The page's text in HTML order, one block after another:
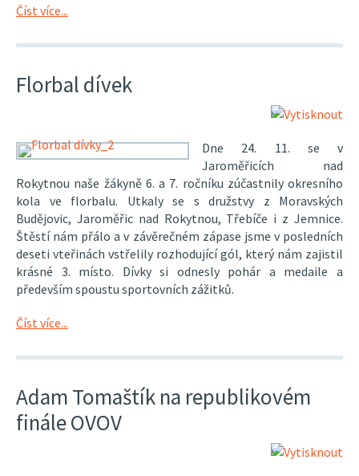
Číst více...
Florbal dívek
Dne 24. 11. se v
Jaroměřicích nad
Rokytnou naše žákyně 6. a 7. ročníku zúčastnily okresního
kola ve florbalu. Utkaly se s družstvy z Moravských
Budějovic, Jaroměřic nad Rokytnou, Třebíče i z Jemnice.
Štěstí nám přálo a v závěrečném zápase jsme v posledních
deseti vteřinách vstřelily rozhodující gól, který nám zajistil
krásné 3. místo. Dívky si odnesly pohár a medaile a
především spoustu sportovních zážitků.
Číst více...
Adam Tomaštík na republikovém
finále OVOV